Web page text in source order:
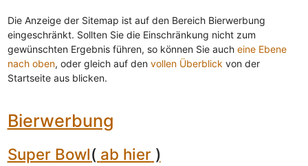
Die Anzeige der Sitemap ist auf den Bereich Bierwerbung
eingeschränkt. Sollten Sie die Einschränkung nicht zum
gewünschten Ergebnis führen, so können Sie auch eine Ebene
nach oben, oder gleich auf den vollen Überblick von der
Startseite aus blicken.
Bierwerbung
Super Bowl( ab hier)